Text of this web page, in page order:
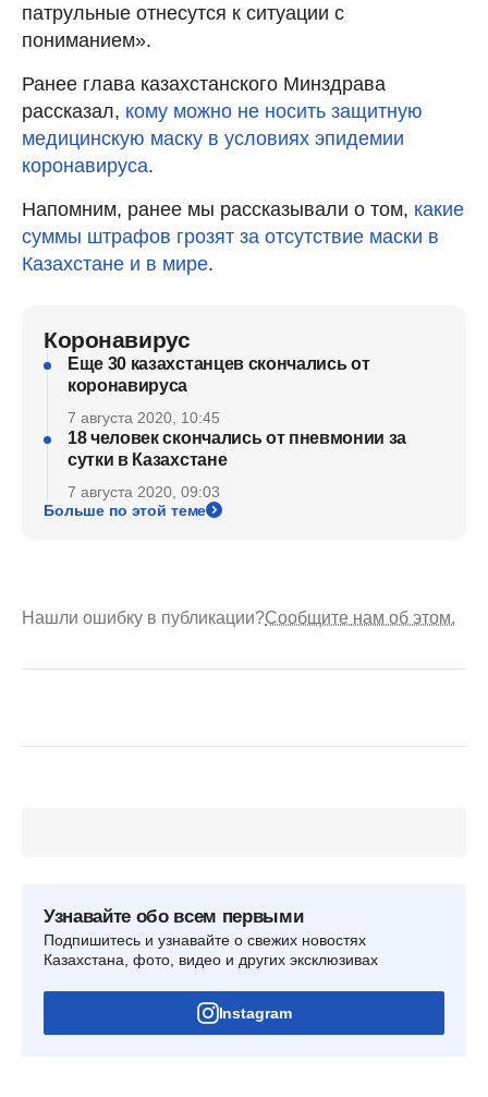
патрульные отнесутся к ситуации с
пониманием».
Ранее глава казахстанского Минздрава
рассказал, кому можно не носить защитную
медицинскую маску в условиях эпидемии
коронавируса.
Напомним, ранее мы рассказывали о том, какие
суммы штрафов грозят за отсутствие маски в
Казахстане и в мире.
Коронавирус
Еще 30 казахстанцев скончались от
коронавируса
7 августа 2020, 10:45
18 человек скончались от пневмонии за
сутки в Казахстане
7 августа 2020, 09:03
Больше по этой теме
Нашли ошибку в публикации?Сообщите нам об этом.
Узнавайте обо всем первыми
Подпишитесь и узнавайте о свежих новостях
Казахстана, фото, видео и других эксклюзивах
Instagram